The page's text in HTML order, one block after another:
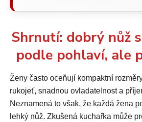
Shrnutí: dobrý nůž
podle pohlaví, ale
Ženy často oceňují kompaktní
rukojeť, snadnou ovladatelnost a
Neznamená to však, že každá žena
lehký nůž. Zkušená kuchařka může